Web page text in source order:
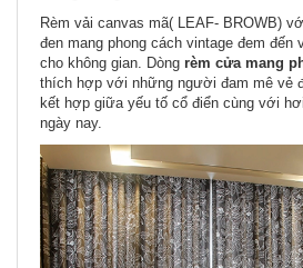
Rèm vải canvas mã( LEAF- BROWB)
đen mang phong cách vintage đem đến
cho không gian. Dòng rèm cửa mang
thích hợp với những người đam mê vẻ
kết hợp giữa yếu tố cổ điển cùng với
ngày nay.